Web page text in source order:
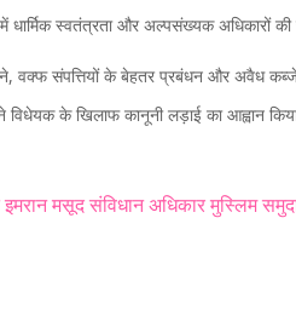
स्वतंत्रता और अल्पसंख्यक अधिकारों की
वक्फ संपत्तियों के बेहतर प्रबंधन और अवैध
के खिलाफ कानूनी लड़ाई का आह्वान
इमरान मसूद संविधान अधिकार मुस्लिम